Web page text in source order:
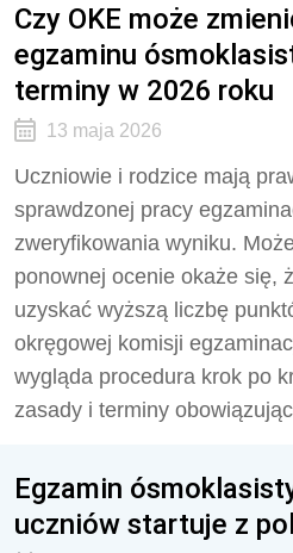
Czy OKE może
egzaminu
terminy w 2026 roku
13 maja 2026
Uczniowie i rodzice mają
sprawdzonej pracy
zweryfikowania wyniku.
ponownej ocenie okaże się,
uzyskać wyższą liczbę
okręgowej komisji
wygląda procedura krok po
zasady i terminy
Egzamin
uczniów startuje z